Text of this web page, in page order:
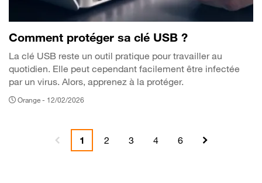
Comment protéger sa clé USB ?
La clé USB reste un outil pratique pour travailler au
quotidien. Elle peut cependant facilement être infectée
par un virus. Alors, apprenez à la protéger.
Orange - 12/02/2026
1 2 3 4 6